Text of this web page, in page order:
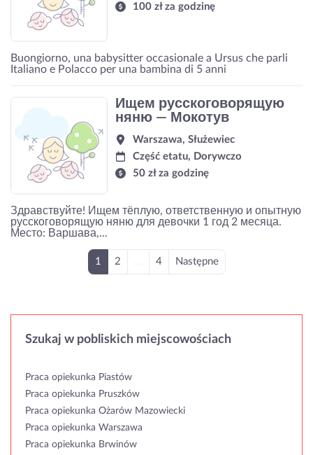
100 zł za godzinę
Buongiorno, una babysitter occasionale a Ursus che parli
Italiano e Polacco per una bambina di 5 anni
Ищем русскоговорящую
няню — Мокотув
Warszawa, Służewiec
Część etatu, Dorywczo
50 zł za godzinę
Здравствуйте! Ищем тёплую, ответственную и опытную
русскоговорящую няню для девочки 1 год 2 месяца.
Место: Варшава,...
1 2 4 Następne
Szukaj w pobliskich miejscowościach
Praca opiekunka Piastów
Praca opiekunka Pruszków
Praca opiekunka Ożarów Mazowiecki
Praca opiekunka Warszawa
Praca opiekunka Brwinów